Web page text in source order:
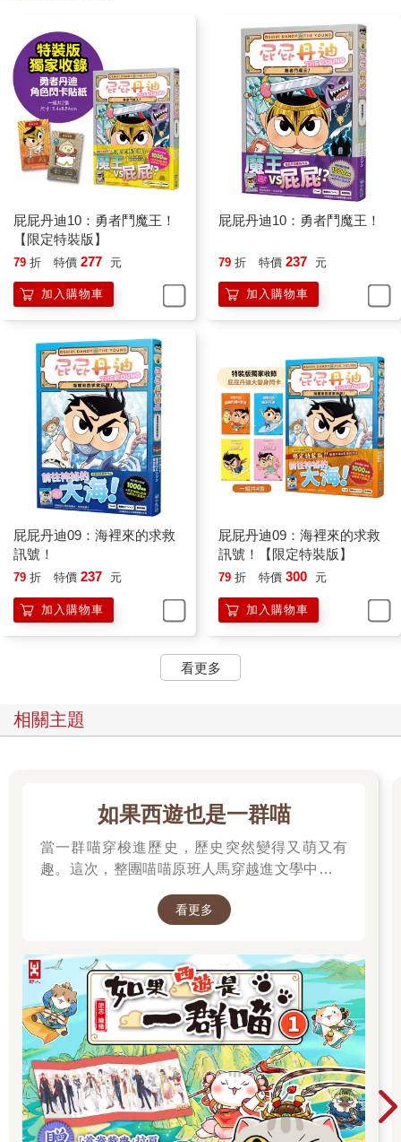
屁屁丹迪10：勇者鬥魔王！
【限定特裝版】
79 折 特價 277 元
加入購物車
屁屁丹迪10：勇者鬥魔王！
79 折 特價 237 元
加入購物車
屁屁丹迪09：海裡來的求救
訊號！
79 折 特價 237 元
加入購物車
屁屁丹迪09：海裡來的求救
訊號！【限定特裝版】
79 折 特價 300 元
加入購物車
看更多
相關主題
如果西遊也是一群喵
當一群喵穿梭進歷史，歷史突然變得又萌又有
趣。這次，整團喵喵原班人馬穿越進文學中，開
看更多